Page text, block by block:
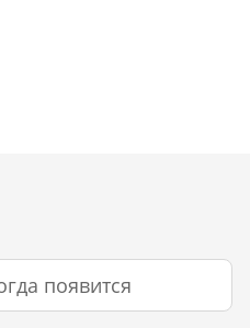
появится